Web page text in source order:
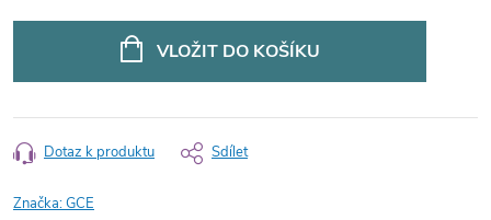
VLOŽIT DO KOŠÍKU
Dotaz k produktu Sdílet
Značka:GCE